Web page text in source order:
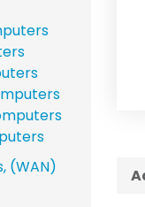
(WAN)